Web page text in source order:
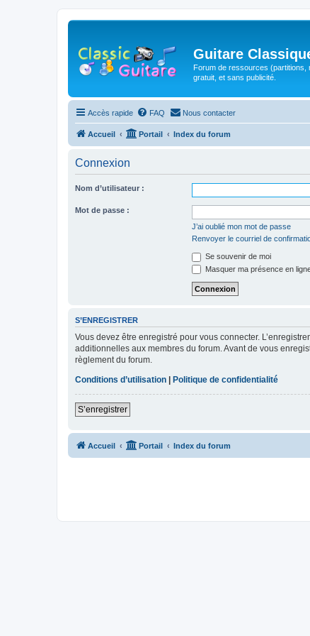
Guitare
Forum de ressources
gratuit, et sans publicité.
Accès rapide FAQ Nous contacter
Accueil Portail Index du forum
Connexion
Nom d’utilisateur :
Mot de passe :
J’ai oublié mon mot de passe
Renvoyer le courriel de
Se souvenir de moi
Masquer ma présence en
S’ENREGISTRER
Vous devez être enregistré pour vous connecter.
additionnelles aux membres du forum. Avant de vous
règlement du forum.
Conditions d’utilisation | Politique de confidentialité
S’enregistrer
Accueil Portail Index du forum